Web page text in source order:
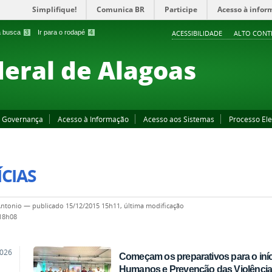
busca 3 Ir para o rodapé 4 ACESSIBILIDADE ALTO
Simplifique! Comunica BR Participe Acesso à
de Alagoas
Governança Acesso à Informação Acesso aos Sistemas Processo
— publicado 15/12/2015 15h11, última modificação
Começam os preparativos para o
Humanos e Prevenção das